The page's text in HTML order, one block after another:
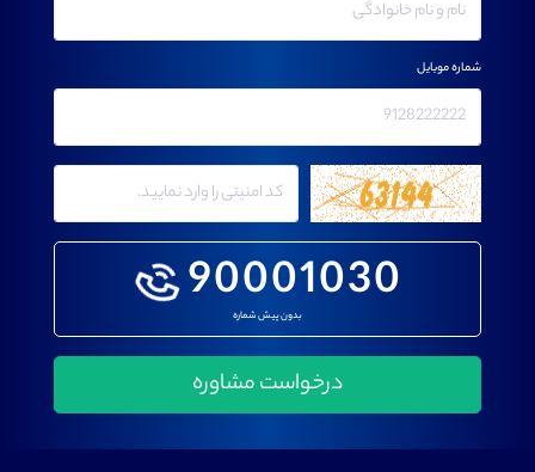
90001030
بدون پیش شماره
شماره موبایل